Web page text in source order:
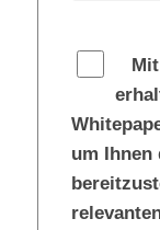
um Ihnen